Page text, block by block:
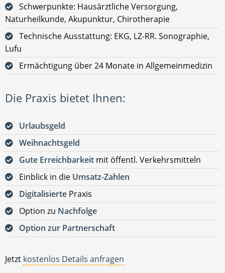
Schwerpunkte: Hausärztliche Versorgung,
Naturheilkunde, Akupunktur, Chirotherapie
Technische Ausstattung: EKG, LZ-RR. Sonographie,
Lufu
Ermächtigung über 24 Monate in Allgemeinmedizin
Die Praxis bietet Ihnen:
Urlaubsgeld
Weihnachtsgeld
Gute Erreichbarkeit mit öffentl. Verkehrsmitteln
Einblick in die Umsatz-Zahlen
Digitalisierte Praxis
Option zu Nachfolge
Option zur Partnerschaft
Jetzt kostenlos Details anfragen